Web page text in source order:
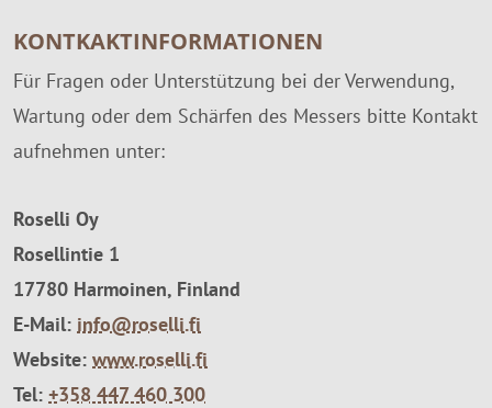
KONTKAKTINFORMATIONEN
Für Fragen oder Unterstützung bei der Verwendung,
Wartung oder dem Schärfen des Messers bitte Kontakt
aufnehmen unter:
Roselli Oy
Rosellintie 1
17780 Harmoinen, Finland
E-Mail: info@roselli.fi
Website: www.roselli.fi
Tel: +358 447 460 300